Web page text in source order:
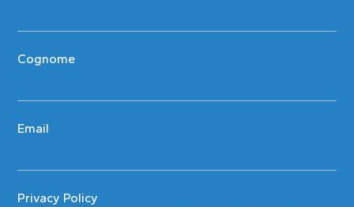
Cognome
Email
Privacy Policy